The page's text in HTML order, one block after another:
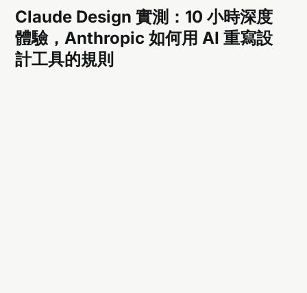
Claude Design 實測：10 小時深度
體驗，Anthropic 如何用 AI 重寫設
計工具的規則